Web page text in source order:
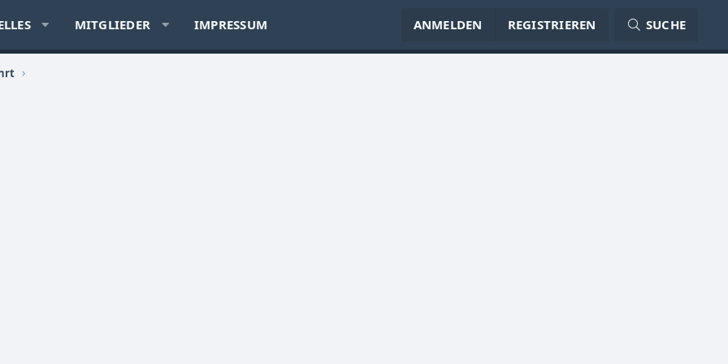
MITGLIEDER IMPRESSUM ANMELDEN REGISTRIEREN SUCHE